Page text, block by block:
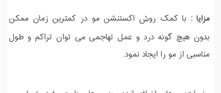
مزایا : با کمک روش اکستنشن مو در کمترین زمان ممکن
بدون هیچ گونه درد و عمل تهاجمی می توان تراکم و طول
مناسبی از مو را ایجاد نمود.